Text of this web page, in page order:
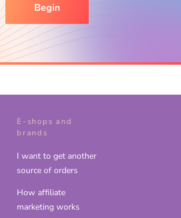
Begin
E-shops and
brands
I want to get another
source of orders
How affiliate
marketing works